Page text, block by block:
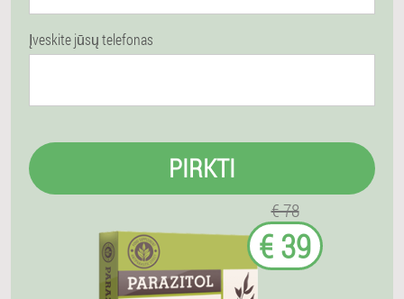
Įveskite jūsų telefonas
PIRKTI
€ 78
€ 39